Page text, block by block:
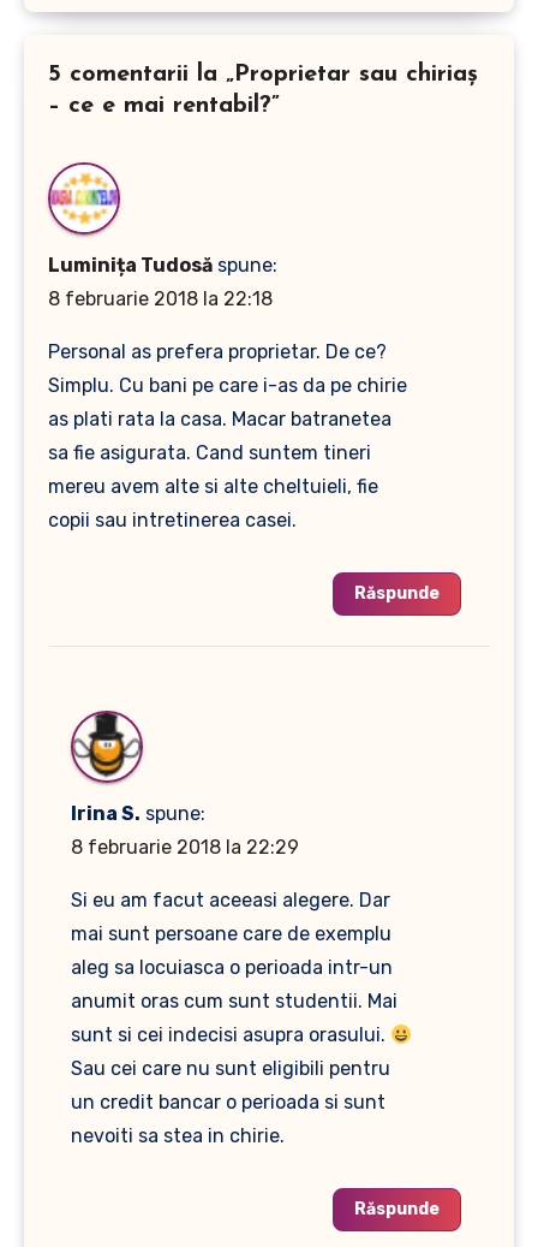
5 comentarii la „Proprietar sau chiriaș
– ce e mai rentabil?”
Luminița Tudosă spune:
8 februarie 2018 la 22:18
Personal as prefera proprietar. De ce?
Simplu. Cu bani pe care i-as da pe chirie
as plati rata la casa. Macar batranetea
sa fie asigurata. Cand suntem tineri
mereu avem alte si alte cheltuieli, fie
copii sau intretinerea casei.
Răspunde
Irina S. spune:
8 februarie 2018 la 22:29
Si eu am facut aceeasi alegere. Dar
mai sunt persoane care de exemplu
aleg sa locuiasca o perioada intr-un
anumit oras cum sunt studentii. Mai
sunt si cei indecisi asupra orasului.
Sau cei care nu sunt eligibili pentru
un credit bancar o perioada si sunt
nevoiti sa stea in chirie.
Răspunde